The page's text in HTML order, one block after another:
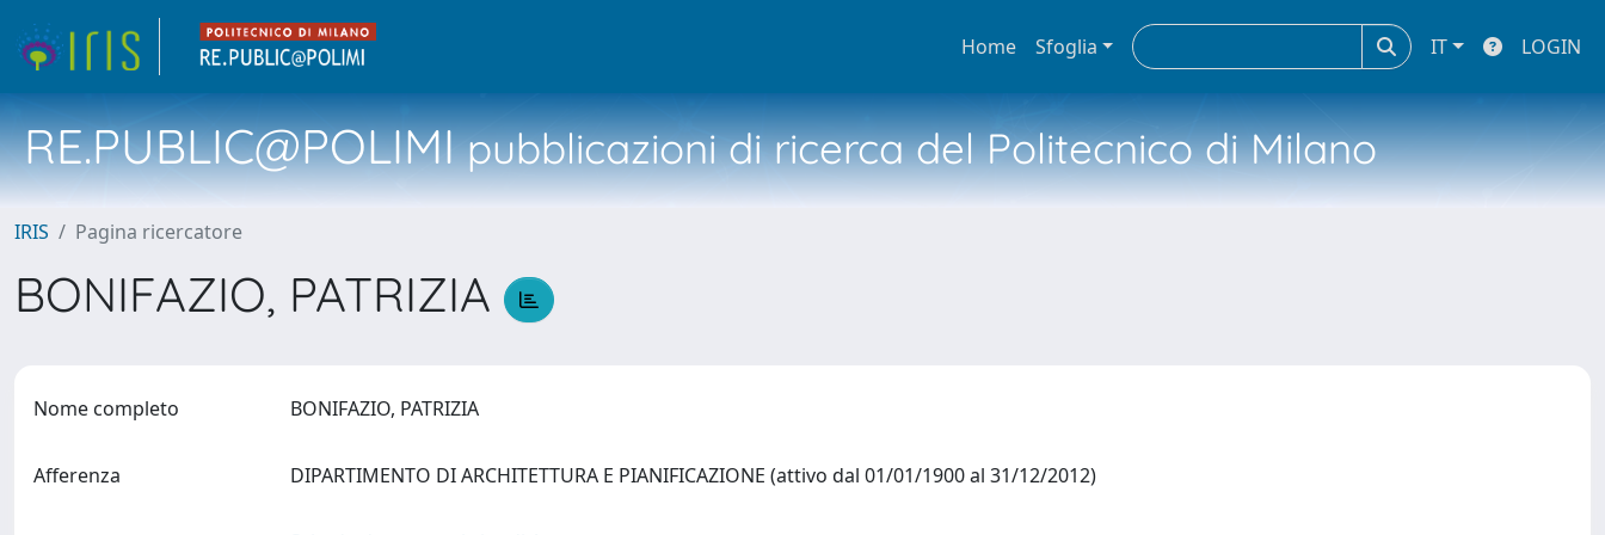
Home Sfoglia IT LOGIN
RE.PUBLIC@POLIMIpubblicazioni di ricerca del Politecnico di Milano
IRIS Pagina ricercatore
BONIFAZIO, PATRIZIA
Nome completo BONIFAZIO, PATRIZIA
Afferenza DIPARTIMENTO DI ARCHITETTURA E PIANIFICAZIONE (attivo dal 01/01/1900 al 31/12/2012)